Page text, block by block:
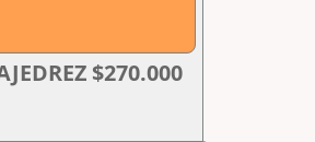
$270.000